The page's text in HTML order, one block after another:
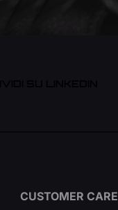
CUSTOMER CARE